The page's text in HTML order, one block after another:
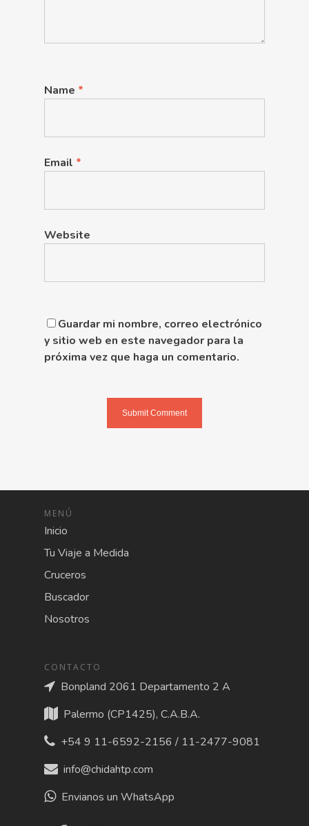
Name *
Email *
Website
Guardar mi nombre, correo electrónico
y sitio web en este navegador para la
próxima vez que haga un comentario.
MENÚ
Inicio
Tu Viaje a Medida
Cruceros
Buscador
Nosotros
CONTACTO
Bonpland 2061 Departamento 2 A
Palermo (CP1425), C.A.B.A.
+54 9 11-6592-2156 / 11-2477-9081
info@chidahtp.com
Envianos un WhatsApp